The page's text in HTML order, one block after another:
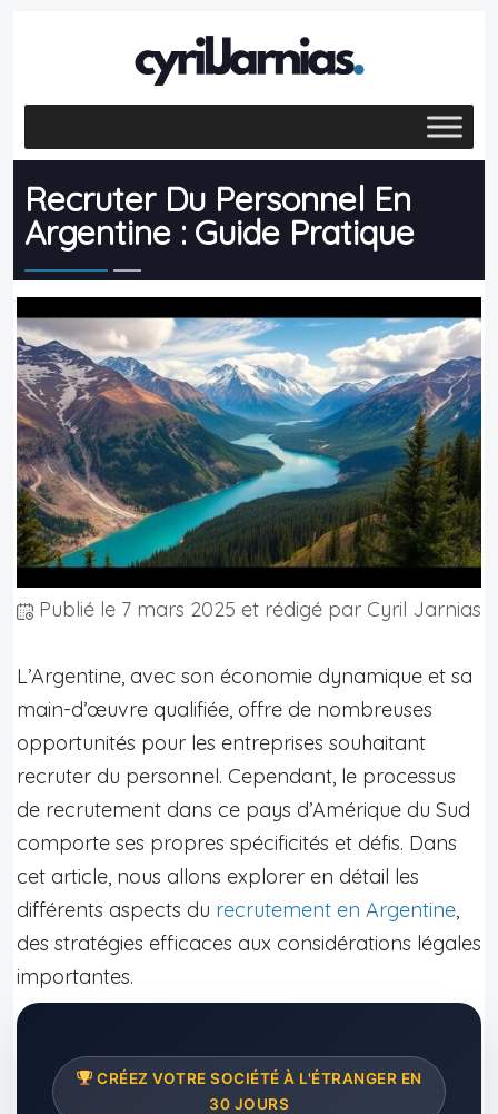
Recruter Du Personnel En
Argentine : Guide Pratique
Publié le 7 mars 2025 et rédigé par Cyril Jarnias
L’Argentine, avec son économie dynamique et sa
main-d’œuvre qualifiée, offre de nombreuses
opportunités pour les entreprises souhaitant
recruter du personnel. Cependant, le processus
de recrutement dans ce pays d’Amérique du Sud
comporte ses propres spécificités et défis. Dans
cet article, nous allons explorer en détail les
différents aspects du recrutement en Argentine,
des stratégies efficaces aux considérations légales
importantes.
CRÉEZ VOTRE SOCIÉTÉ À L'ÉTRANGER EN
30 JOURS